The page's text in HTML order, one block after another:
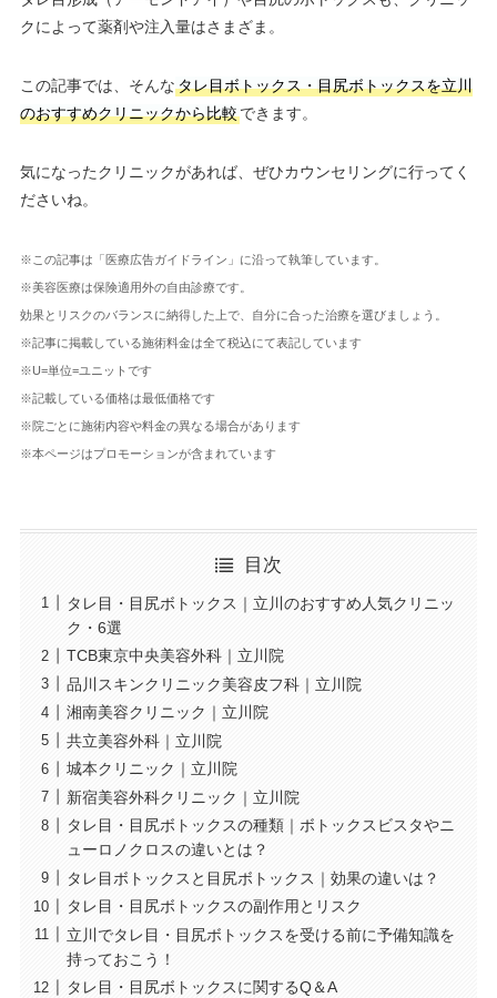
クによって薬剤や注入量はさまざま。
この記事では、そんなタレ目ボトックス・目尻ボトックスを立川
のおすすめクリニックから比較できます。
気になったクリニックがあれば、ぜひカウンセリングに行ってく
ださいね。
※この記事は「医療広告ガイドライン」に沿って執筆しています。
※美容医療は保険適用外の自由診療です。
効果とリスクのバランスに納得した上で、自分に合った治療を選びましょう。
※記事に掲載している施術料金は全て税込にて表記しています
※U=単位=ユニットです
※記載している価格は最低価格です
※院ごとに施術内容や料金の異なる場合があります
※本ページはプロモーションが含まれています
目次
タレ目・目尻ボトックス｜立川のおすすめ人気クリニッ
ク・6選
TCB東京中央美容外科｜立川院
品川スキンクリニック美容皮フ科｜立川院
湘南美容クリニック｜立川院
共立美容外科｜立川院
城本クリニック｜立川院
新宿美容外科クリニック｜立川院
タレ目・目尻ボトックスの種類｜ボトックスビスタやニ
ューロノクロスの違いとは？
タレ目ボトックスと目尻ボトックス｜効果の違いは？
タレ目・目尻ボトックスの副作用とリスク
立川でタレ目・目尻ボトックスを受ける前に予備知識を
持っておこう！
タレ目・目尻ボトックスに関するQ＆A